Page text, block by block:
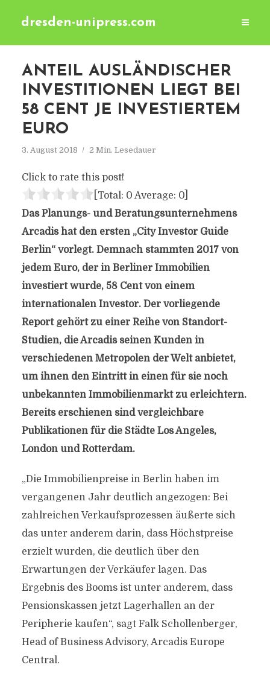
dresden-unipress.com
ANTEIL AUSLÄNDISCHER
INVESTITIONEN LIEGT BEI
58 CENT JE INVESTIERTEM
EURO
3. August 2018 2 Min. Lesedauer
Click to rate this post!
[Total: 0 Average: 0]
Das Planungs- und Beratungsunternehmens
Arcadis hat den ersten „City Investor Guide
Berlin“ vorlegt. Demnach stammten 2017 von
jedem Euro, der in Berliner Immobilien
investiert wurde, 58 Cent von einem
internationalen Investor. Der vorliegende
Report gehört zu einer Reihe von Standort-
Studien, die Arcadis seinen Kunden in
verschiedenen Metropolen der Welt anbietet,
um ihnen den Eintritt in einen für sie noch
unbekannten Immobilienmarkt zu erleichtern.
Bereits erschienen sind vergleichbare
Publikationen für die Städte Los Angeles,
London und Rotterdam.
„Die Immobilienpreise in Berlin haben im
vergangenen Jahr deutlich angezogen: Bei
zahlreichen Verkaufsprozessen äußerte sich
das unter anderem darin, dass Höchstpreise
erzielt wurden, die deutlich über den
Erwartungen der Verkäufer lagen. Das
Ergebnis des Booms ist unter anderem, dass
Pensionskassen jetzt Lagerhallen an der
Peripherie kaufen“, sagt Falk Schollenberger,
Head of Business Advisory, Arcadis Europe
Central.